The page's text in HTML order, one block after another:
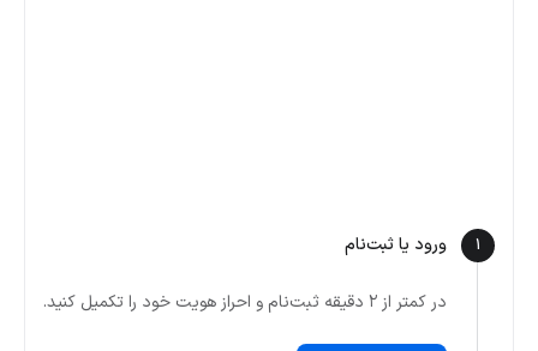
1 ورود یا ثبت‌نام
در کمتر از ۲ دقیقه ثبت‌نام و احراز هویت خود را تکمیل کنید.